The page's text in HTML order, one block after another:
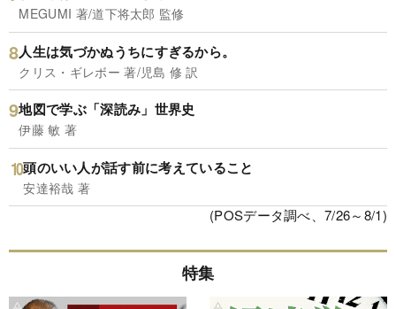
MEGUMI 著/道下将太郎 監修
人生は気づかぬうちにすぎるから。
クリス・ギレボー 著/児島 修 訳
地図で学ぶ「深読み」世界史
伊藤 敏 著
頭のいい人が話す前に考えていること
安達裕哉 著
(POSデータ調べ、7/26～8/1)
特集